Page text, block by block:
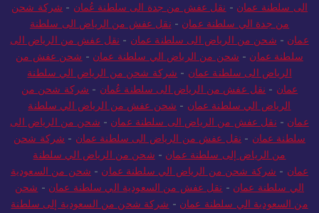
الى سلطنة عمان - نقل عفش من جدة الى سلطنة عُمان - شركة شحن
من جدة الي سلطنة عمان - نقل عفش من الرياض الى سلطنة
عمان - شحن من الرياض الى سلطنة عمان - نقل عفش من الرياض الى
سلطنة عمان - شحن من الرياض الي سلطنة عمان - شحن عفش من
الرياض الى سلطنة عمان - شركة شحن من الرياض الي سلطنة
عمان - نقل عفش من الرياض الى سلطنة عُمان - شركة شحن من
الرياض الي سلطنة عمان - شحن عفش من الرياض الي سلطنة
عمان - نقل عفش من الرياض الى سلطنة عمان - شحن من الرياض الى
سلطنة عمان - نقل عفش من الرياض الى سلطنة عمان - شركة شحن
من الرياض إلى سلطنة عمان - شحن من الرياض الي سلطنة
عمان - شركة شحن من الرياض الي سلطنة عمان - شحن من السعودية
الي سلطنة عمان - نقل عفش من السعودية الي سلطنة عمان - شحن
من السعودية الي سلطنة عمان - شركة شحن من السعودية إلى سلطنة